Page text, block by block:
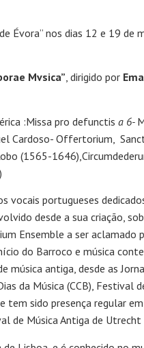
Évora” nos dias 12 e 19
Mvsica”, dirigido por
:Missa pro defunctis a 6-
Cardoso- Offertorium,
(1565-
portugueses
desde a sua criação, sob
Ensemble a ser aclamado
do Barroco e música
antiga, desde as
da Música (CCB), Festival
tem sido presença regular
de Música Antiga de Utrecht